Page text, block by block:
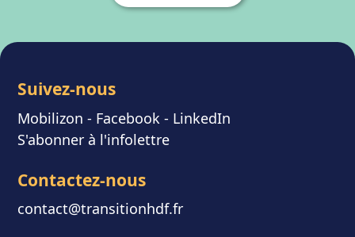
Suivez-nous
Mobilizon - Facebook - LinkedIn
S'abonner à l'infolettre
Contactez-nous
contact@transitionhdf.fr